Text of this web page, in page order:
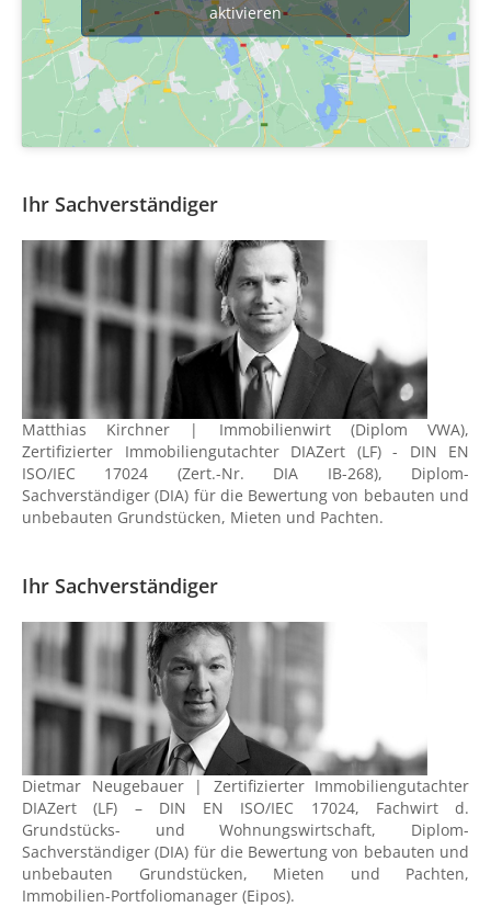
aktivieren
Ihr Sachverständiger
Matthias Kirchner | Immobilienwirt (Diplom VWA),
Zertifizierter Immobiliengutachter DIAZert (LF) - DIN EN
ISO/IEC 17024 (Zert.-Nr. DIA IB-268), Diplom-
Sachverständiger (DIA) für die Bewertung von bebauten und
unbebauten Grundstücken, Mieten und Pachten.
Ihr Sachverständiger
Dietmar Neugebauer | Zertifizierter Immobiliengutachter
DIAZert (LF) – DIN EN ISO/IEC 17024, Fachwirt d.
Grundstücks- und Wohnungswirtschaft, Diplom-
Sachverständiger (DIA) für die Bewertung von bebauten und
unbebauten Grundstücken, Mieten und Pachten,
Immobilien-Portfoliomanager (Eipos).